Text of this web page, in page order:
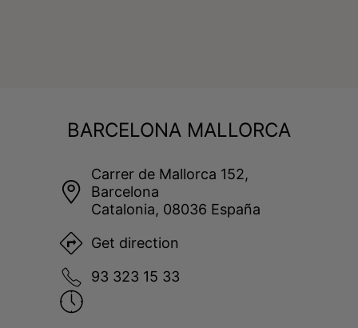
BARCELONA MALLORCA
Carrer de Mallorca 152,
Barcelona
Catalonia, 08036 España
Get direction
93 323 15 33